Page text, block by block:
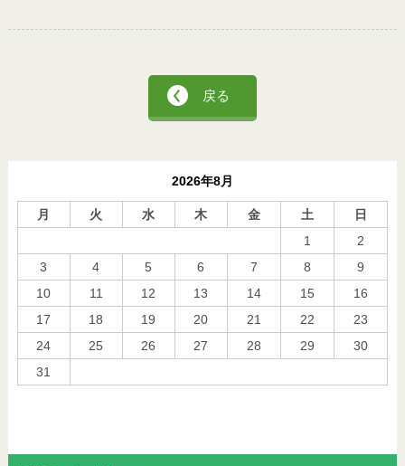
戻る
2026年8月
月 火 水 木 金 土
日
1
2
3
4 5 6 7 8
9
10
11 12 13 14 15
16
17
18 19 20 21 22
23
24
25 26 27 28 29
30
31